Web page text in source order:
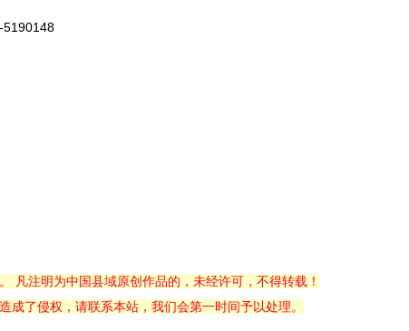
凡注明为中国县域原创作品的，未经许可，不得转载！
了侵权，请联系本站，我们会第一时间予以处理。